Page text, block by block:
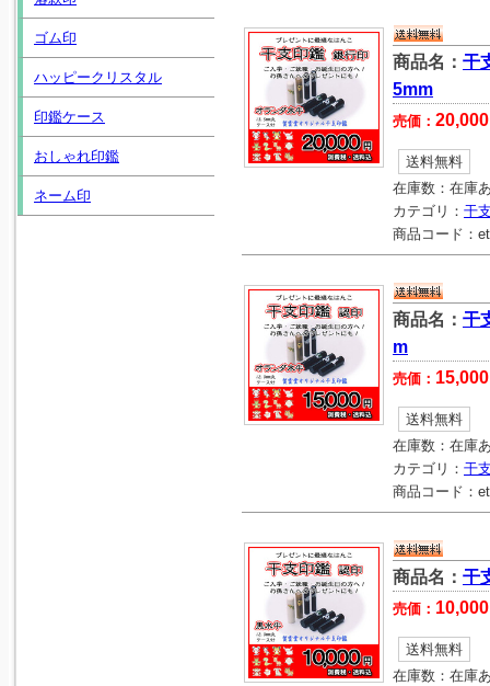
商品名： 干
5mm
売価： 20,000
送料無料
在庫数： 在庫
カテゴリ： 干
商品コード：
商品名： 干
m
売価： 15,000
送料無料
在庫数： 在庫
カテゴリ： 干
商品コード：
商品名： 干
売価： 10,000
送料無料
在庫数： 在庫
ゴム印
ハッピークリスタル
印鑑ケース
おしゃれ印鑑
ネーム印